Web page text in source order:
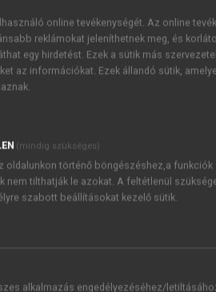
JELSZÓ
Kérek értesítést a MeRSZ
Kérek értesítést az
online tevékenységét. Az online
reklámokat jeleníthetnek meg, és
egy hirdetést. Ezek a sütik más
az információkat. Ezek állandó sütik,
(mindig szükséges)
oldalunkon történő böngészéshez,a funkciók
nem tilthatják le azokat. A feltétlenül
szabott beállításokat kezelő sütik.
alkalmazás engedélyezéséhez/